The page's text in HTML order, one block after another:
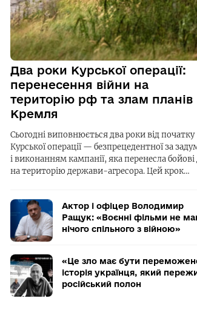
Два роки Курської операції:
перенесення війни на
територію рф та злам планів
Кремля
Сьогодні виповнюється два роки від початку
Курської операції — безпрецедентної за
і виконанням кампанії, яка перенесла бойові
на територію держави-агресора. Цей крок…
Актор і офіцер Володимир
Ращук: «Воєнні фільми не
нічого спільного з війною»
«Це зло має бути
історія українця, який
російський полон